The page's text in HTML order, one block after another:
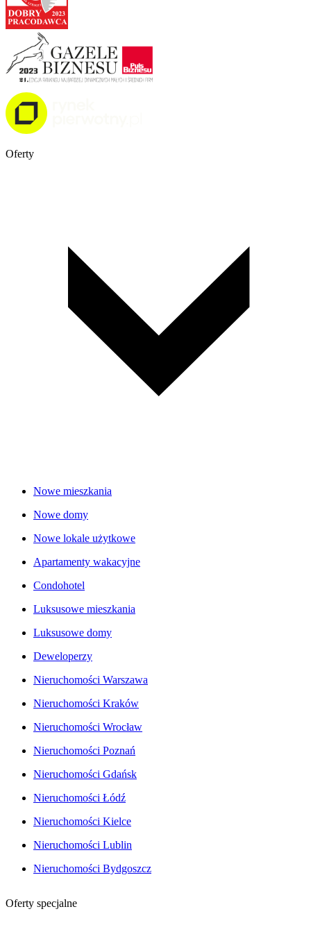
Oferty
Nowe mieszkania
Nowe domy
Nowe lokale użytkowe
Apartamenty wakacyjne
Condohotel
Luksusowe mieszkania
Luksusowe domy
Deweloperzy
Nieruchomości Warszawa
Nieruchomości Kraków
Nieruchomości Wrocław
Nieruchomości Poznań
Nieruchomości Gdańsk
Nieruchomości Łódź
Nieruchomości Kielce
Nieruchomości Lublin
Nieruchomości Bydgoszcz
Oferty specjalne